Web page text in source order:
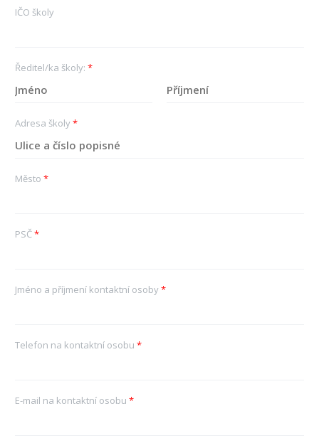
IČO školy
Ředitel/ka školy: *
ř
e
s
t
í
o
Adresa školy*
Město *
PSČ*
Jméno a příjmení kontaktní osoby*
Telefon na kontaktní osobu *
E-mail na kontaktní osobu *